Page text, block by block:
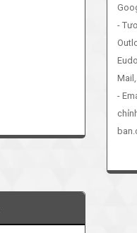
-
Mail,...
-